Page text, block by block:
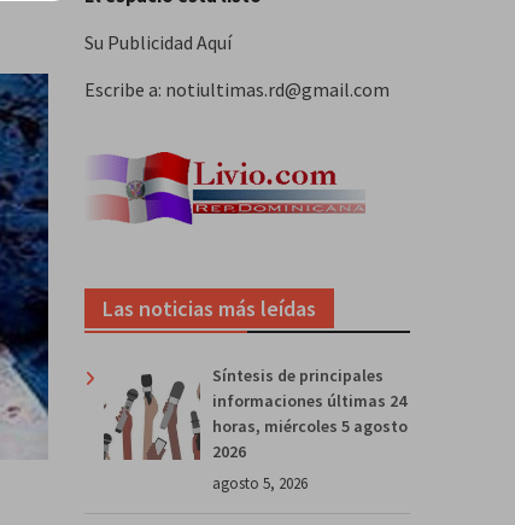
Su Publicidad Aquí
Escribe a: notiultimas.rd@gmail.com
Las noticias más leídas
Síntesis de principales
informaciones últimas 24
horas, miércoles 5 agosto
2026
agosto 5, 2026